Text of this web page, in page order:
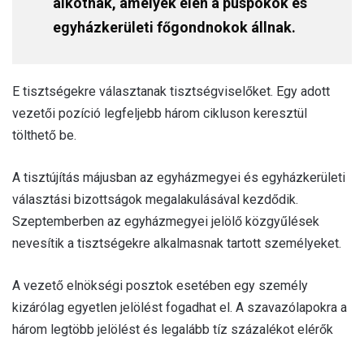
egyházkerületi főgondnokok állnak.
E tisztségekre választanak tisztségviselőket. Egy adott
vezetői pozíció legfeljebb három cikluson keresztül
tölthető be.
A tisztújítás májusban az egyházmegyei és egyházkerületi
választási bizottságok megalakulásával kezdődik.
Szeptemberben az egyházmegyei jelölő közgyűlések
nevesítik a tisztségekre alkalmasnak tartott személyeket.
A vezető elnökségi posztok esetében egy személy
kizárólag egyetlen jelölést fogadhat el. A szavazólapokra a
három legtöbb jelölést és legalább tíz százalékot elérők